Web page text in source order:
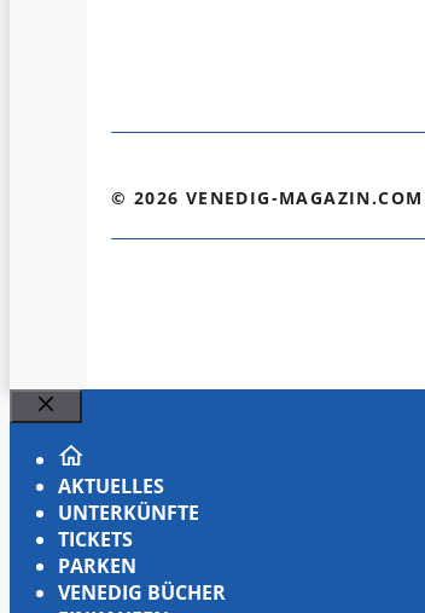
© 2026 VENEDIG-MAGAZIN.COM
Schließen
AKTUELLES
UNTERKÜNFTE
TICKETS
PARKEN
VENEDIG BÜCHER